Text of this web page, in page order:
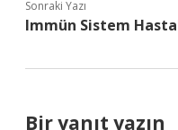
Sonraki Yazı
Immün Sistem
Bir yanıt yazın